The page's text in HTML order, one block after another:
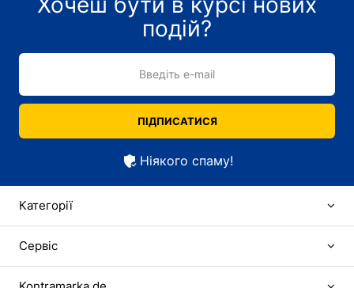
подій?
Введіть e-mail
ПІДПИСАТИСЯ
Ніякого спаму!
Категорії
Сервіс